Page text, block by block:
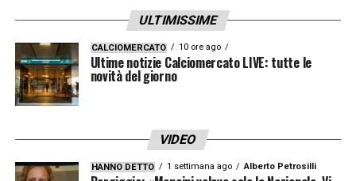
tre giorni. Io non me ne ricordo. Non è
normale, la normalità è da tre a quattro
giorni. Camminiamo sul filo spinato e il
Braga lo ha fatto benissimo, grazie al gruppo
che ho, con giocatori di grande carattere».
ULTIMISSIME
CALCIOMERCATO 10 ore ago
Ultime notizie Calciomercato LIVE: tutte le
novità del giorno
VIDEO
HANNO DETTO 1 settimana ago Alberto Petrosilli